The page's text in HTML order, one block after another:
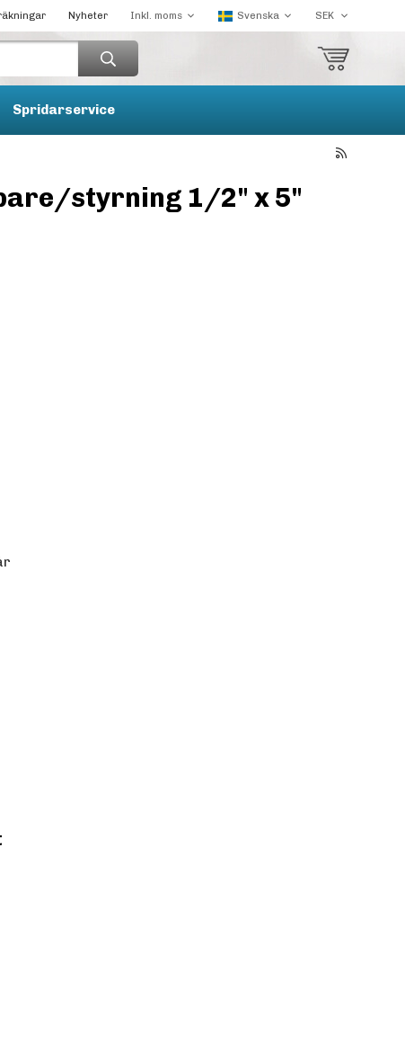
Nyheter
Spridarservice
styrning 1/2" x 5"